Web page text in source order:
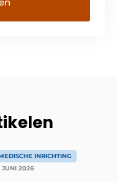
INRICHTING
JUNI 2026